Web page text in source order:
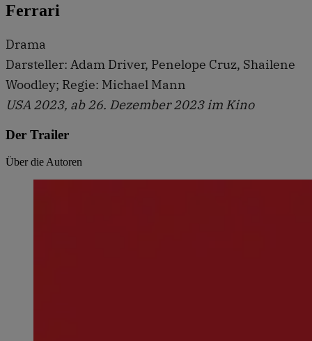
Ferrari
Drama
Darsteller: Adam Driver, Penelope Cruz, Shailene
Woodley; Regie: Michael Mann
USA 2023, ab 26. Dezember 2023 im Kino
Der Trailer
Über die Autoren